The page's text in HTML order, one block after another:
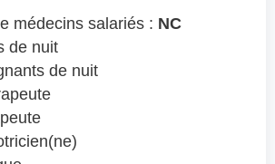
médecins salariés : NC
de nuit
de nuit